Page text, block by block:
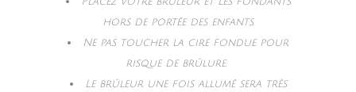
hors de portée des enfants.
Ne pas toucher la cire fondue pour
risque de brûlure.
Le brûleur une fois allumé sera très